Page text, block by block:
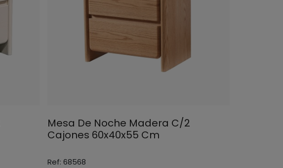
Mesa De Noche Madera C/2
Cajones 60x40x55 Cm
Ref: 68568